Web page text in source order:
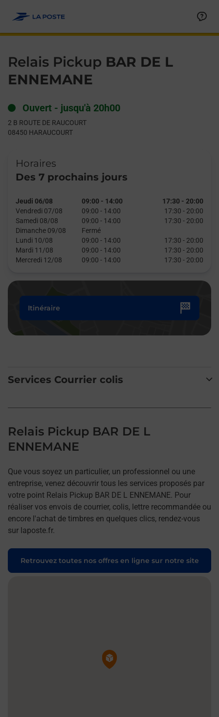
Relais Pickup BAR DE L
ENNEMANE
Ouvert - jusqu'à 20h00
2 B ROUTE DE RAUCOURT
08450 HARAUCOURT
Horaires
Des 7 prochains jours
Jeudi 06/08 09:00 - 14:00 17:30 - 20:00
Vendredi 07/08
09:00 - 14:00 17:30 - 20:00
Samedi 08/08
09:00 - 14:00 17:30 - 20:00
Dimanche 09/08
Fermé
Lundi 10/08
09:00 - 14:00 17:30 - 20:00
Mardi 11/08
09:00 - 14:00 17:30 - 20:00
Mercredi 12/08
09:00 - 14:00 17:30 - 20:00
Itinéraire
Services Courrier colis
Relais Pickup BAR DE L
ENNEMANE
Que vous soyez un particulier, un professionnel ou une
entreprise, venez découvrir tous les services proposés par
votre point Relais Pickup BAR DE L ENNEMANE. Pour
réaliser vos envois de courrier, colis, lettre recommandée ou
encore l'achat de timbres en quelques clics, rendez-vous
sur laposte.fr.
Retrouvez toutes nos offres en ligne sur notre site
Pin de la carte